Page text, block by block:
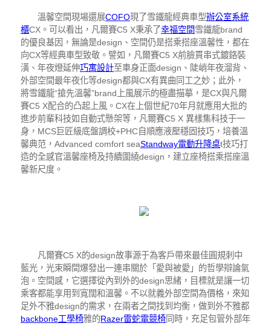
溫馨空間現場還展COFO現了雪鐵龍經典車型辦公室系統
櫃CX。可以看出，凡爾賽C5 X秉承了幸福空間雪鐵龍brand
的優良基因，無論是design、空間仍是搭乘搭座溫馨性，都在
向CX等經典車型致敬。譬如，凡爾賽C5 X前臉貫串式鍍鉻裝
潢、年夜燈延伸巧寓設計至車身正面design、陡峭年夜溜背、
外部空間最年夜化等design都與CX有異曲同工之妙；此外，
將雪鐵龍“搶先溫馨”brand上風展示的極盡描摹，是CX與凡爾
賽C5 X配合的凸起上風。CX在上個世紀70年月就應用大批的
進步前輩科技如自動式懸架等，凡爾賽C5 X 異樣集科技于一
身，MCS巨匠級底盤調校+PHC自順應液壓穩固技巧，培養溫
馨典范，Advanced comfort seaStandway電動升降桌t技巧打
造的全感官溫馨座椅及持續圍繞design，建立座椅搭乘搭座溫
馨新尺度。
凡爾賽C5 X的design故事源于為客戶帶來最佳圓規刺中
藍光，光束瞬間爆發出一連串關於「愛與被愛」的哲學辯論氣
泡。空間感，它選擇從內到外的design思緒，目標就是讓一切
乘客都能享用到寬闊和溫馨。不以就義外部空間為價格，來知
足外不雅design的需求，在兩者之間找到均衡，做到外不雅都
backbone工學椅雅的Razer雷蛇電競椅同時，充足包管外部年